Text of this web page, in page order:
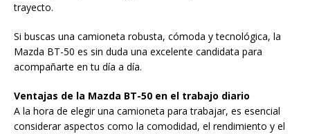
trayecto.
Si buscas una camioneta robusta, cómoda y tecnológica, la
Mazda BT-50 es sin duda una excelente candidata para
acompañarte en tu día a día.
Ventajas de la Mazda BT-50 en el trabajo diario
A la hora de elegir una camioneta para trabajar, es esencial
considerar aspectos como la comodidad, el rendimiento y el